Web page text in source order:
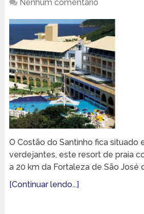
Nenhum comentário
O Costão do Santinho fica situado
verdejantes, este resort de praia
a 20 km da Fortaleza de São José
[Continuar lendo...]